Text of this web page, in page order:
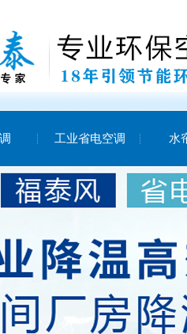
工业省电空调 水